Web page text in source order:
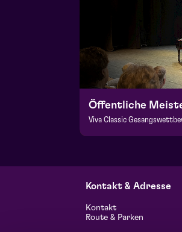
za 29 augustus 2026 | 14:00
Kontakt & Adresse
Kontakt
Route & Parken